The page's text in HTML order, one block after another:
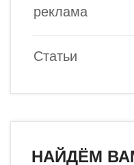
реклама
Статьи
НАЙДЁМ